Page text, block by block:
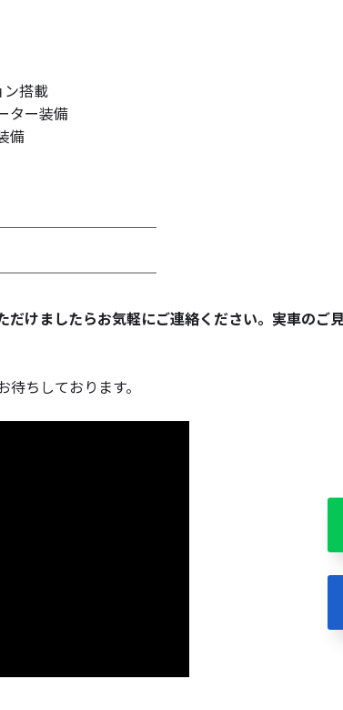
ン搭載
ター装備
備
けましたらお気軽にご連絡ください。実車のご
ちしております。